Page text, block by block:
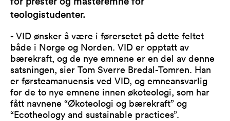
teologistudenter.
- VID ønsker å være i førersetet på dette feltet
både i Norge og Norden. VID er opptatt av
bærekraft, og de nye emnene er en del av denne
satsningen, sier Tom Sverre Bredal-Tomren. Han
er førsteamanuensis ved VID, og emneansvarlig
for de to nye emnene innen økoteologi, som har
fått navnene “Økoteologi og bærekraft” og
“Ecotheology and sustainable practices”.